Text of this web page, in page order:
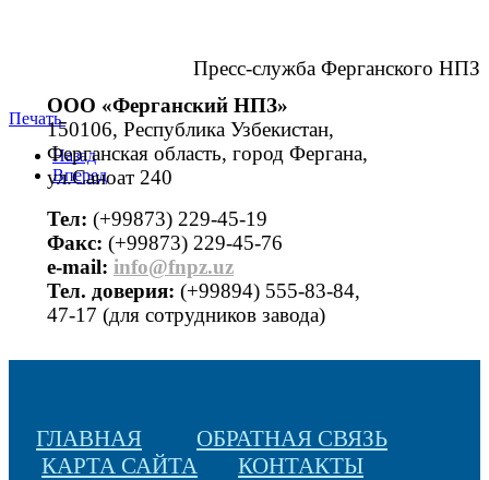
Пресс-служба Ферганского НПЗ
Печать
Назад
Вперед
ООО «Ферганский НПЗ»
150106, Республика Узбекистан,
Ферганская область, город Фергана,
ул.Саноат 240
Тел: (+99873) 229-45-19
Факс: (+99873) 229-45-76
е-mail: info@fnpz.uz
Тел. доверия: (+99894) 555-83-84,
47-17 (для сотрудников завода)
ГЛАВНАЯ
ОБРАТНАЯ СВЯЗЬ
КАРТА САЙТА
КОНТАКТЫ